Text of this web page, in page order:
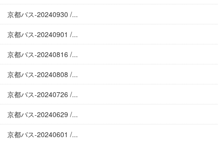
京都バス-20240930 /...
京都バス-20240901 /...
京都バス-20240816 /...
京都バス-20240808 /...
京都バス-20240726 /...
京都バス-20240629 /...
京都バス-20240601 /...